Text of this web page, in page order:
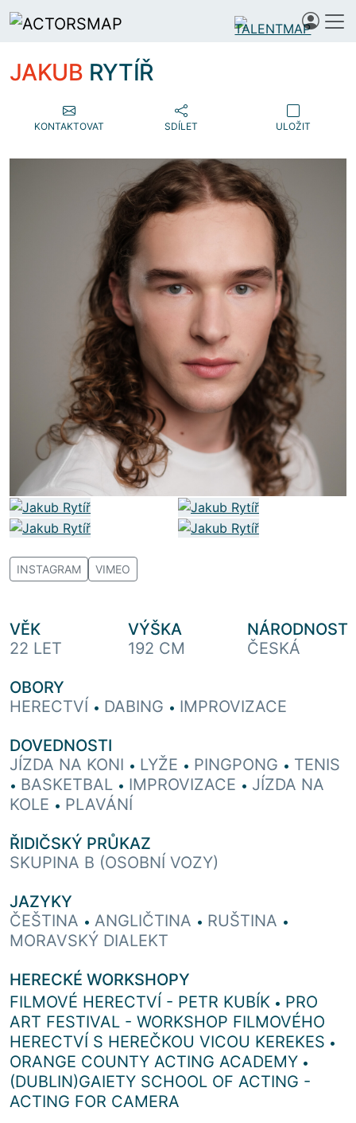
JAKUB RYTÍŘ
KONTAKTOVAT SDÍLET ULOŽIT
INSTAGRAM VIMEO
VĚK
22 LET
VÝŠKA
192 CM
NÁRODNOST
ČESKÁ
OBORY
HERECTVÍ • DABING • IMPROVIZACE
DOVEDNOSTI
JÍZDA NA KONI • LYŽE • PINGPONG • TENIS
• BASKETBAL • IMPROVIZACE • JÍZDA NA
KOLE • PLAVÁNÍ
ŘIDIČSKÝ PRŮKAZ
SKUPINA B (OSOBNÍ VOZY)
JAZYKY
ČEŠTINA • ANGLIČTINA • RUŠTINA •
MORAVSKÝ DIALEKT
HERECKÉ WORKSHOPY
FILMOVÉ HERECTVÍ - PETR KUBÍK • PRO
ART FESTIVAL - WORKSHOP FILMOVÉHO
HERECTVÍ S HEREČKOU VICOU KEREKES •
ORANGE COUNTY ACTING ACADEMY •
(DUBLIN)GAIETY SCHOOL OF ACTING -
ACTING FOR CAMERA